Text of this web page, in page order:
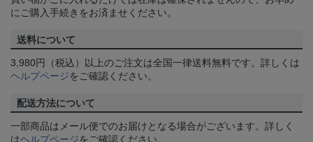
にご購入手続きをお済ませください。
送料について
3,980円（税込）以上のご注文は全国一律送料無料です。詳しくは
ヘルプページをご確認ください。
配送方法について
一部商品はメール便でのお届けとなる場合がございます。詳しく
はヘルプページをご確認ください。